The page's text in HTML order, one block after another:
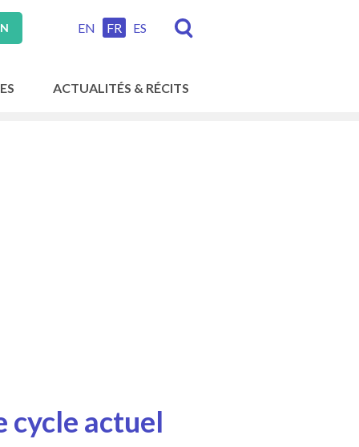
EN FR ES
ACTUALITÉS & RÉCITS
cycle actuel